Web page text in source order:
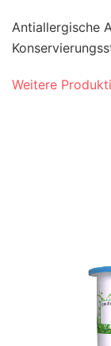
Antiallergische
Weitere